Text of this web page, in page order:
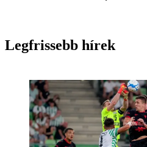
Legfrissebb hírek